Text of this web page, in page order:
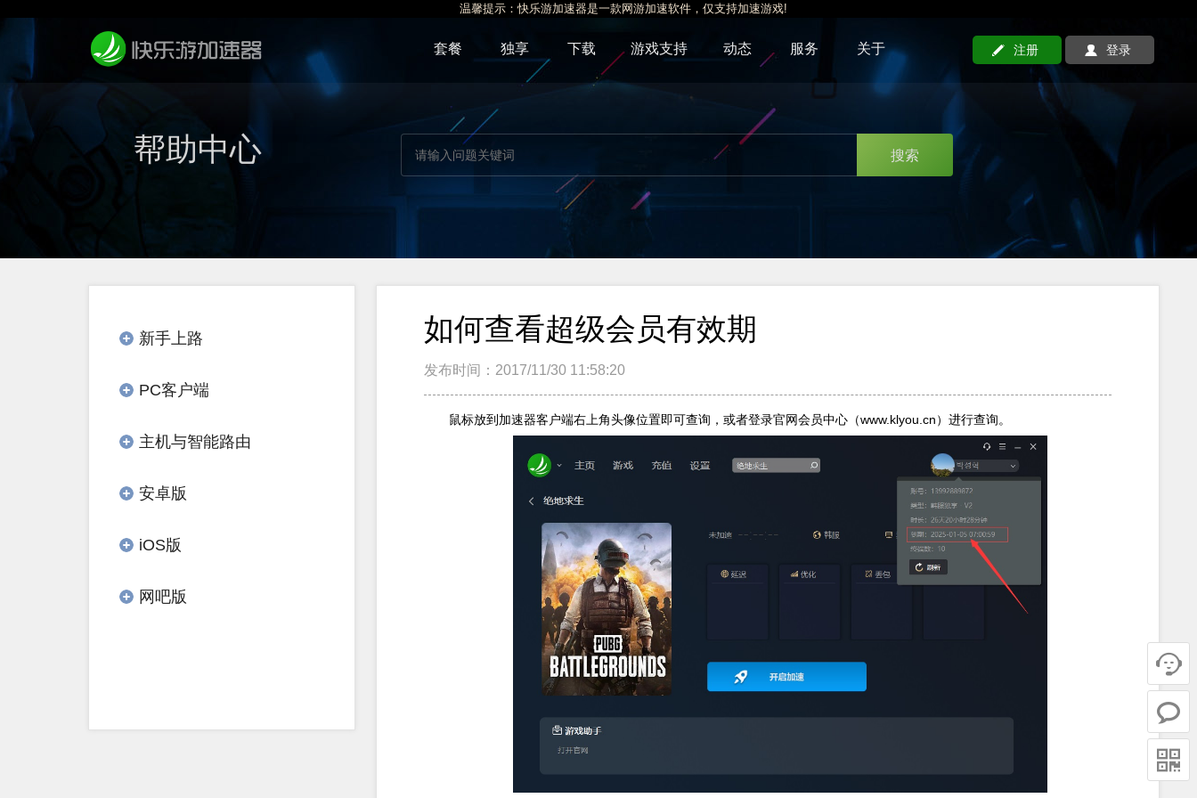
温馨提示：快乐游加速器是一款网游加速软件，仅支持加速游戏!
套餐 独享 下载 游戏支持 动态 服务 关于 注册 登录
帮助中心 搜索
新手上路
PC客户端
主机与智能路由
安卓版
iOS版
网吧版
如何查看超级会员有效期
发布时间：2017/11/30 11:58:20
鼠标放到加速器客户端右上角头像位置即可查询，或者登录官网会员中心（www.klyou.cn）进行查询。


